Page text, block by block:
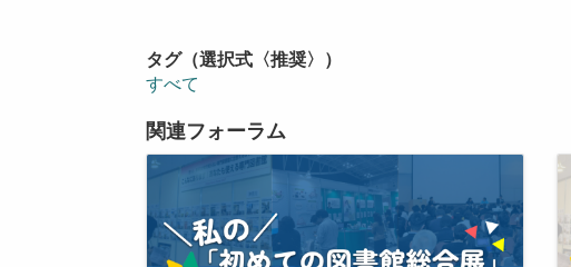
タグ（選択式〈推奨〉）
すべて
関連フォーラム